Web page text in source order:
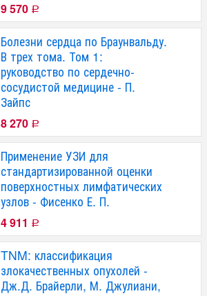
9 570 Р
Болезни сердца по Браунвальду.
В трех тома. Том 1:
руководство по сердечно-
сосудистой медицине - П.
Зайпс
8 270 Р
Применение УЗИ для
стандартизированной оценки
поверхностных лимфатических
узлов - Фисенко Е. П.
4 911 Р
TNM: классификация
злокачественных опухолей -
Дж.Д. Брайерли, М. Джулиани,